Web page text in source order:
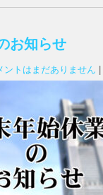
お知らせ
ントはまだありません